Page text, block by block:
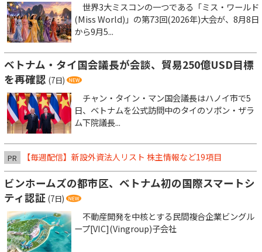
世界3大ミスコンの一つである「ミス・ワールド
(Miss World)」の第73回(2026年)大会が、8月8日
から9月5...
ベトナム・タイ国会議長が会談、貿易250億USD目標
を再確認 (7日)
チャン・タイン・マン国会議長はハノイ市で5
日、ベトナムを公式訪問中のタイのソポン・ザラ
ム下院議長...
PR 【毎週配信】新設外資法人リスト 株主情報など19項目
ビンホームズの都市区、ベトナム初の国際スマートシ
ティ認証 (7日)
不動産開発を中核とする民間複合企業ビングル
ープ[VIC](Vingroup)子会社